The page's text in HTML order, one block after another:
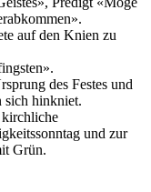
auf den Knien zu
des Festes und
sich hinkniet.
und zur
Grün.